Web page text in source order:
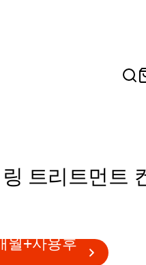
트리트먼트
월+사용후